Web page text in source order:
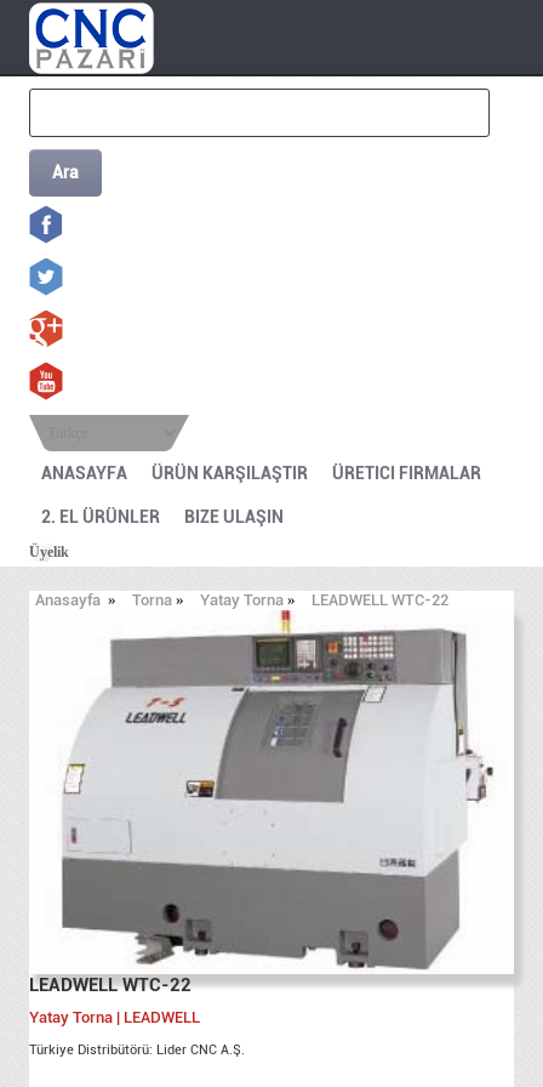
Ara
ANASAYFA ÜRÜN KARŞILAŞTIR ÜRETICI FIRMALAR
2. EL ÜRÜNLER BIZE ULAŞIN
Üyelik
Anasayfa » Torna » Yatay Torna » LEADWELL WTC-22
LEADWELL WTC-22
Yatay Torna | LEADWELL
Türkiye Distribütörü: Lider CNC A.Ş.